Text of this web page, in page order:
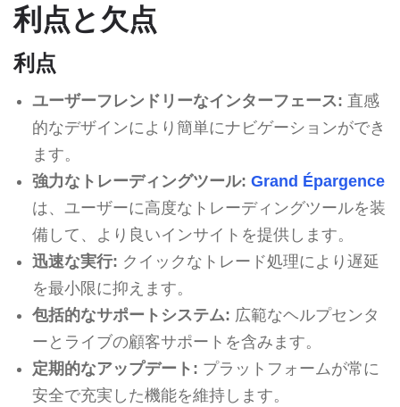
利点と欠点
利点
ユーザーフレンドリーなインターフェース: 直感
的なデザインにより簡単にナビゲーションができ
ます。
強力なトレーディングツール: Grand Épargence
は、ユーザーに高度なトレーディングツールを装
備して、より良いインサイトを提供します。
迅速な実行: クイックなトレード処理により遅延
を最小限に抑えます。
包括的なサポートシステム: 広範なヘルプセンタ
ーとライブの顧客サポートを含みます。
定期的なアップデート: プラットフォームが常に
安全で充実した機能を維持します。